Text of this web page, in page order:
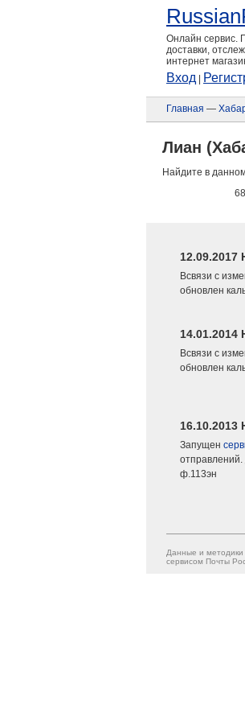
Онлайн сервис.
доставки,
интернет
Вход
Главная —
Лиан
Найдите в
Всвязи с
обновлен
Всвязи с
обновлен
Запущен
ф.113эн
Данные и методики
сервисом Почты